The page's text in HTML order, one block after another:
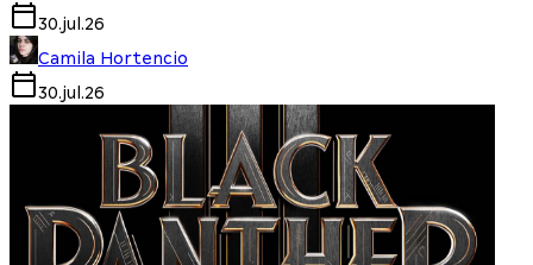
30.jul.26
Camila Hortencio
30.jul.26